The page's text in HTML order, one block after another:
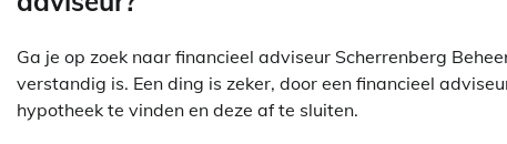
Ga je op zoek naar financieel adviseur Scherrenberg
verstandig is. Een ding is zeker, door een financieel
hypotheek te vinden en deze af te sluiten.